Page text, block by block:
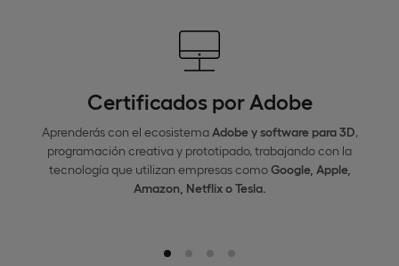
Certificados por Adobe
Aprenderás con el ecosistema Adobe y software para 3D,
programación creativa y prototipado, trabajando con la
tecnología que utilizan empresas comoGoogle, Apple,
Amazon, Netflix o Tesla.